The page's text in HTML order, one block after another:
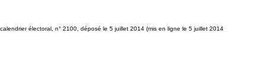
électoral, n° 2100, déposé le 5 juillet 2014 (mis en ligne le 5 juillet 2014